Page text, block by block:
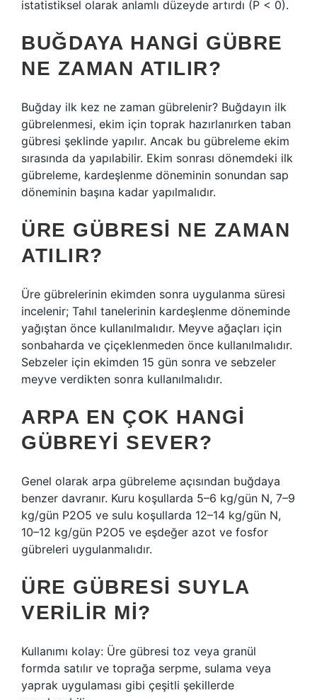
istatistiksel olarak anlamlı düzeyde artırdı (P < 0).
BUĞDAYA HANGI GÜBRE
NE ZAMAN ATILIR?
Buğday ilk kez ne zaman gübrelenir? Buğdayın ilk
gübrelenmesi, ekim için toprak hazırlanırken taban
gübresi şeklinde yapılır. Ancak bu gübreleme ekim
sırasında da yapılabilir. Ekim sonrası dönemdeki ilk
gübreleme, kardeşlenme döneminin sonundan sap
döneminin başına kadar yapılmalıdır.
ÜRE GÜBRESI NE ZAMAN
ATILIR?
Üre gübrelerinin ekimden sonra uygulanma süresi
incelenir; Tahıl tanelerinin kardeşlenme döneminde
yağıştan önce kullanılmalıdır. Meyve ağaçları için
sonbaharda ve çiçeklenmeden önce kullanılmalıdır.
Sebzeler için ekimden 15 gün sonra ve sebzeler
meyve verdikten sonra kullanılmalıdır.
ARPA EN ÇOK HANGI
GÜBREYI SEVER?
Genel olarak arpa gübreleme açısından buğdaya
benzer davranır. Kuru koşullarda 5–6 kg/gün N, 7–9
kg/gün P2O5 ve sulu koşullarda 12–14 kg/gün N,
10–12 kg/gün P2O5 ve eşdeğer azot ve fosfor
gübreleri uygulanmalıdır.
ÜRE GÜBRESI SUYLA
VERILIR MI?
Kullanımı kolay: Üre gübresi toz veya granül
formda satılır ve toprağa serpme, sulama veya
yaprak uygulaması gibi çeşitli şekillerde